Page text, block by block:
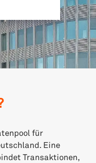
für
Eine
Transaktionen,